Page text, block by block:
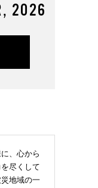
2026
、心から
尽くして
地域の一